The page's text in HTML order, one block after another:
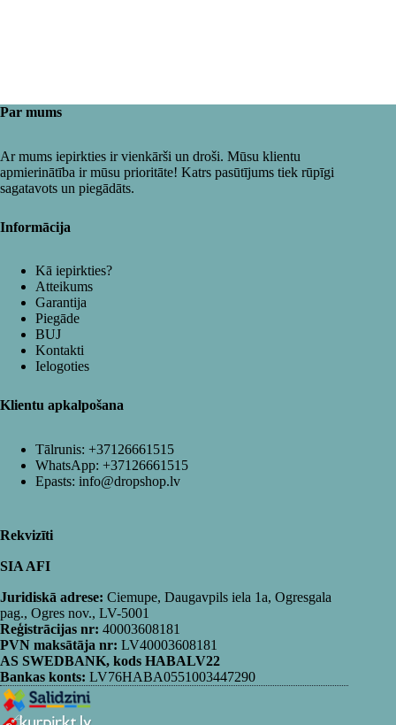
Par mums
Ar mums iepirkties ir vienkārši un droši. Mūsu klientu
apmierinātība ir mūsu prioritāte! Katrs pasūtījums tiek rūpīgi
sagatavots un piegādāts.
Informācija
Kā iepirkties?
Atteikums
Garantija
Piegāde
BUJ
Kontakti
Ielogoties
Klientu apkalpošana
Tālrunis: +37126661515
WhatsApp: +37126661515
Epasts: info@dropshop.lv
Rekvizīti
SIA AFI
Juridiskā adrese: Ciemupe, Daugavpils iela 1a, Ogresgala
pag., Ogres nov., LV-5001
Reģistrācijas nr: 40003608181
PVN maksātāja nr: LV40003608181
AS SWEDBANK, kods HABALV22
Bankas konts: LV76HABA0551003447290